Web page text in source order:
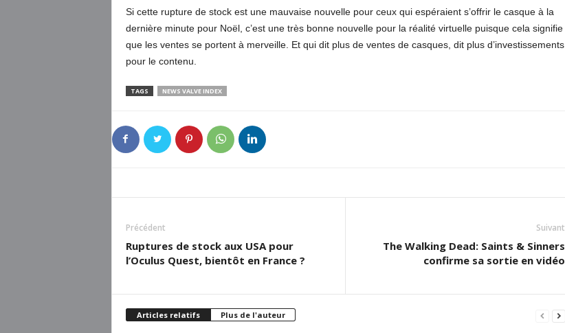
Si cette rupture de stock est une mauvaise nouvelle pour ceux qui espéraient s’offrir le casque à la
dernière minute pour Noël, c’est une très bonne nouvelle pour la réalité virtuelle puisque cela signifie
que les ventes se portent à merveille. Et qui dit plus de ventes de casques, dit plus d’investissements
pour le contenu.
TAGS NEWS VALVE INDEX
Précédent
Ruptures de stock aux USA pour
l’Oculus Quest, bientôt en France ?
Suivant
The Walking Dead: Saints & Sinners
confirme sa sortie en vidéo
Articles relatifs Plus de l'auteur